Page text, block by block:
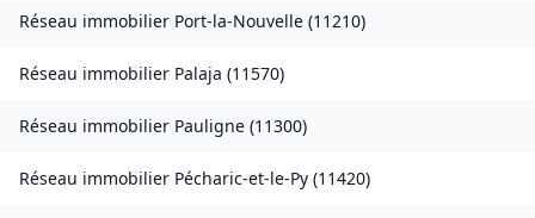
Réseau immobilier Port-la-Nouvelle (11210)
Réseau immobilier Palaja (11570)
Réseau immobilier Pauligne (11300)
Réseau immobilier Pécharic-et-le-Py (11420)